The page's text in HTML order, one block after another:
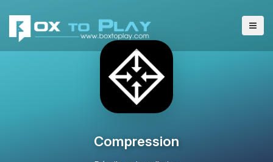
Compression